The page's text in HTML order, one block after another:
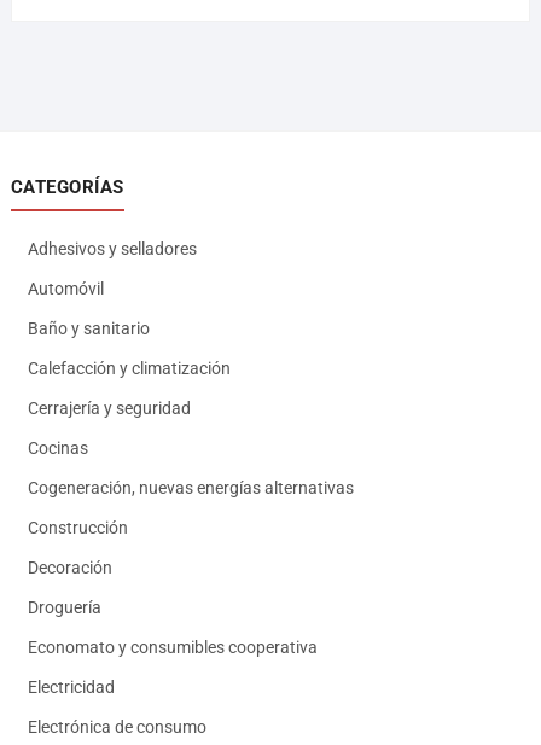
CATEGORÍAS
Adhesivos y selladores
Automóvil
Baño y sanitario
Calefacción y climatización
Cerrajería y seguridad
Cocinas
Cogeneración, nuevas energías alternativas
Construcción
Decoración
Droguería
Economato y consumibles cooperativa
Electricidad
Electrónica de consumo